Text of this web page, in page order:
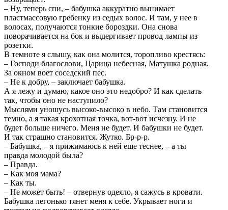
– Ну, теперь спи, – бабушка аккуратно вынимает
пластмассовую гребенку из седых волос. И там, у нее в
волосах, получаются тонкие бороздки. Она снова
поворачивается на бок и выдергивает провод лампы из
розетки.
В темноте я слышу, как она молится, торопливо крестясь:
– Господи благослови, Царица небесная, Матушка родная.
За окном воет соседский пес.
– Не к добру, – заключает бабушка.
А я лежу и думаю, какое оно это недобро? И как сделать
так, чтобы оно не наступило?
Мыслями уношусь высоко-высоко в небо. Там становится
темно, а я такая крохотная точка, вот-вот исчезну. И не
будет больше ничего. Меня не будет. И бабушки не будет.
И так страшно становится. Жутко. Бр-р-р.
– Бабушка, – я прижимаюсь к ней еще теснее, – а ты
правда молодой была?
– Правда.
– Как моя мама?
– Как ты.
– Не может быть! – отвернув одеяло, я сажусь в кровати.
Бабушка легонько тянет меня к себе. Укрывает ноги и